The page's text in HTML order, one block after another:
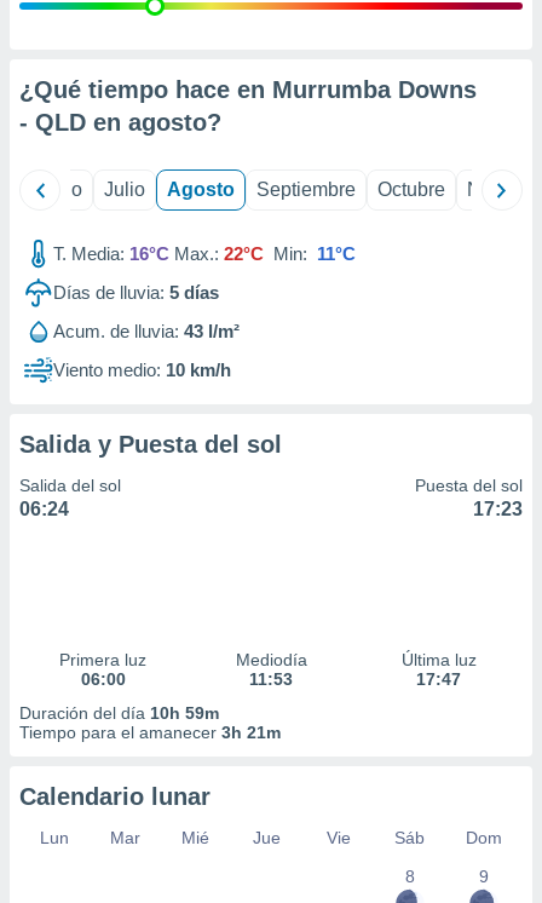
e
mediante
de
1199
¿Qué tiempo hace en Murrumba Downs
- QLD en agosto?
Junio Julio Agosto Septiembre Octubre
T. Media: 16°C Max.: 22°C Min: 11°C
Días de lluvia: 5 días
Acum. de lluvia: 43 l/m²
Viento medio: 10 km/h
Salida y Puesta del sol
Salida del sol
06:24
Puesta del sol
17:23
Primera luz
06:00
Mediodía
11:53
Última luz
17:47
Duración del día 10h 59m
Tiempo para el amanecer 3h 21m
Calendario lunar
Lun Mar Mié Jue Vie Sáb
Dom
8
9